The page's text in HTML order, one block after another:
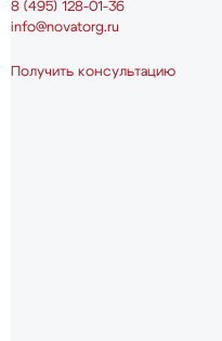
8 (495) 128-01-36
info@novatorg.ru
Получить консультацию